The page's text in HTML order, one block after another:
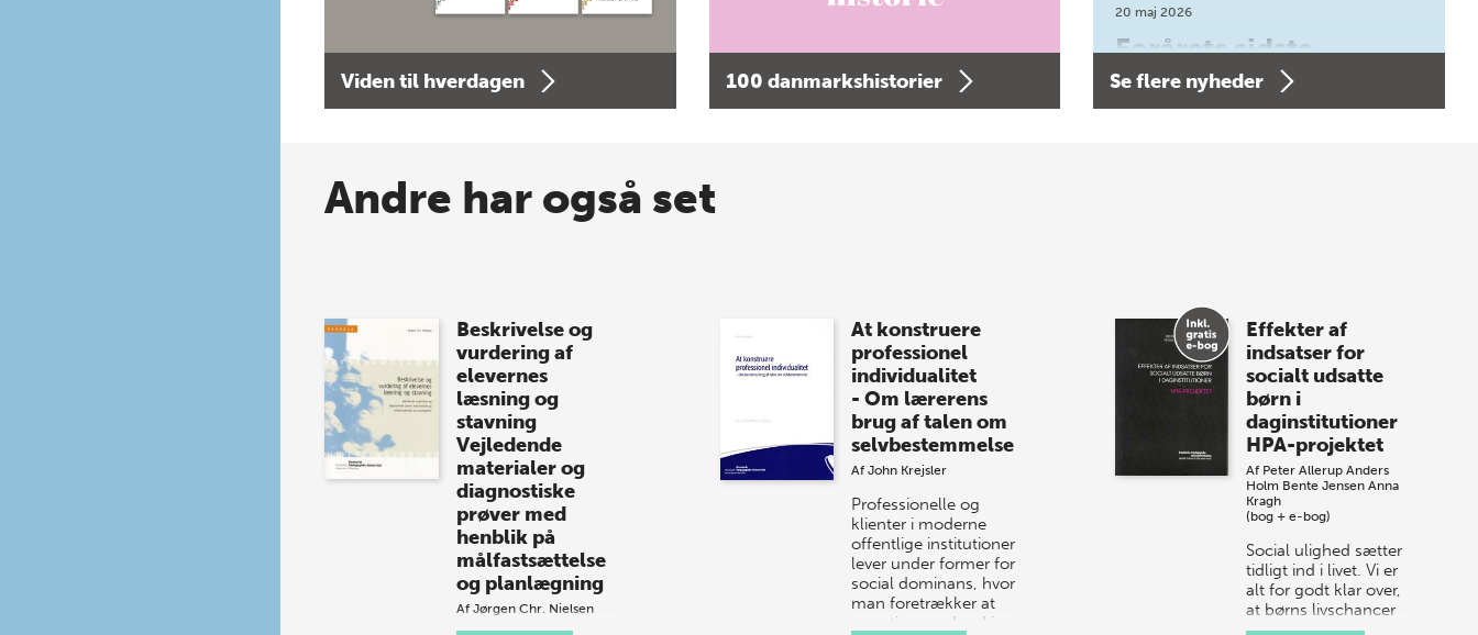
Viden til hverdagen 100 danmarkshistorier
20 maj 2026
Forårets sidste
Bogtorsdag 11. juni
Spar op til 70% til
sommer-lagersalg!
Vi gentager succesen og inviterer igen i
år til vores store sommer-lagersalg,
så sæt kryds i kalenderen onsdag den
Se flere nyheder
Andre har også set
Beskrivelse og
vurdering af
elevernes
læsning og
stavning
Vejledende
materialer og
diagnostiske
prøver med
henblik på
målfastsættelse
og planlægning
Af Jørgen Chr. Nielsen
At konstruere
professionel
individualitet
- Om lærerens
brug af talen om
selvbestemmelse
Af John Krejsler
Professionelle og
klienter i moderne
offentlige institutioner
lever under former for
social dominans, hvor
man foretrækker at
gøre ting med ord i
Effekter af
indsatser for
socialt udsatte
børn i
daginstitutioner
HPA-projektet
Af Peter Allerup Anders
Holm Bente Jensen Anna
Kragh
(bog + e-bog)
Social ulighed sætter
tidligt ind i livet. Vi er
alt for godt klar over,
at børns livschancer
og muligheder ikke er